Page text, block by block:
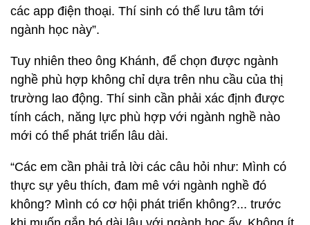
các app điện thoại. Thí sinh có thể lưu tâm tới
ngành học này”.
Tuy nhiên theo ông Khánh, để chọn được ngành
nghề phù hợp không chỉ dựa trên nhu cầu của thị
trường lao động. Thí sinh cần phải xác định được
tính cách, năng lực phù hợp với ngành nghề nào
mới có thể phát triển lâu dài.
“Các em cần phải trả lời các câu hỏi như: Mình có
thực sự yêu thích, đam mê với ngành nghề đó
không? Mình có cơ hội phát triển không?... trước